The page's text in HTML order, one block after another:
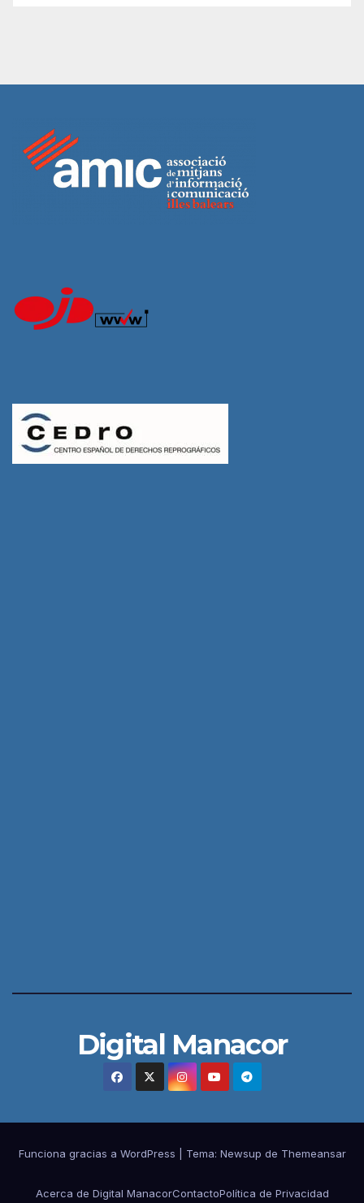
Digital Manacor
Funciona gracias a WordPress Tema: Newsup de Themeansar
Acerca de Digital ManacorContactoPolítica de Privacidad